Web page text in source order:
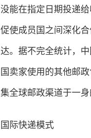
没能在指定日期投递
促使成员国之间深化
达。据不完全统计，
国卖家使用的其他邮
集全球邮政渠道于一身
国际快递模式